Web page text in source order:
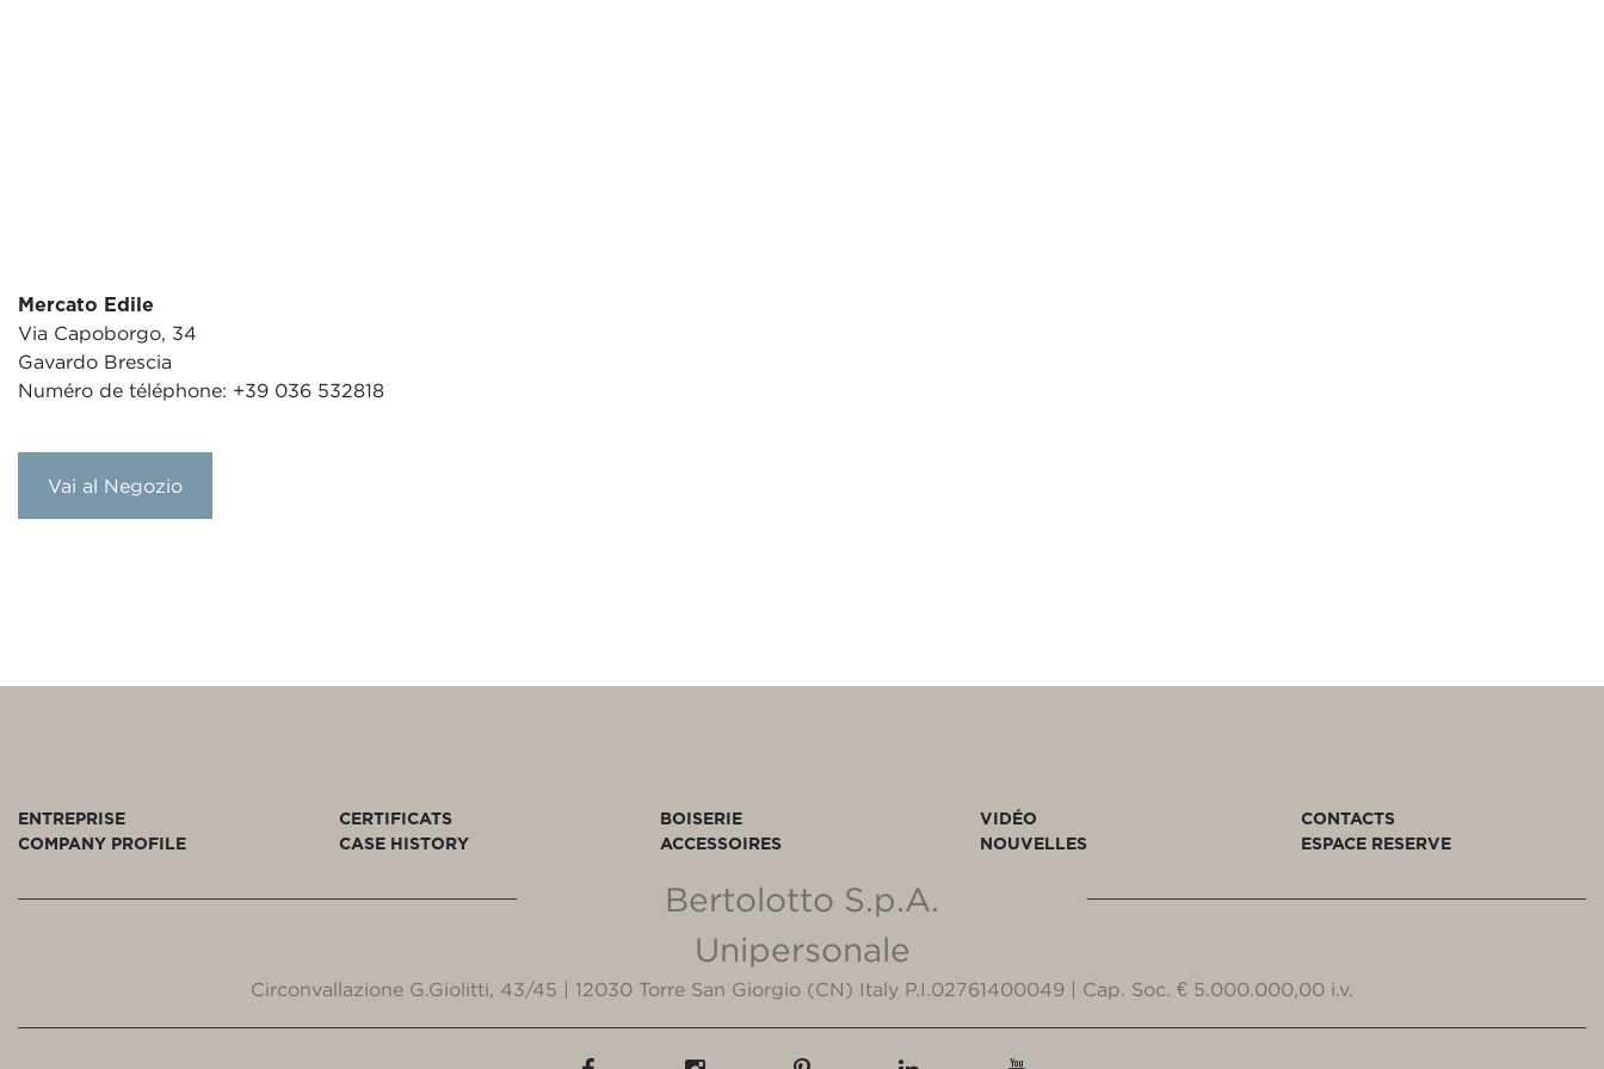
Mercato Edile
Via Capoborgo, 34
Gavardo Brescia
Numéro de téléphone: +39 036 532818
Vai al Negozio
ENTREPRISE
COMPANY PROFILE
CERTIFICATS
CASE HISTORY
BOISERIE
ACCESSOIRES
VIDÉO
NOUVELLES
CONTACTS
ESPACE RESERVE
Bertolotto S.p.A.
Unipersonale
Circonvallazione G.Giolitti, 43/45 | 12030 Torre San Giorgio (CN) Italy P.I.02761400049 | Cap. Soc. € 5.000.000,00 i.v.